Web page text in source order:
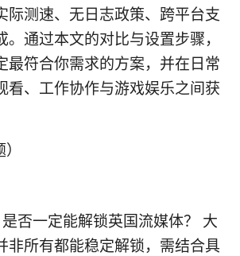
际测速、无日志政策、跨平台支
。通过本文的对比与设置步骤，
最符合你需求的方案，并在日常
看、工作协作与游戏娱乐之间获
否一定能解锁英国流媒体？ 大
非所有都能稳定解锁，需结合具